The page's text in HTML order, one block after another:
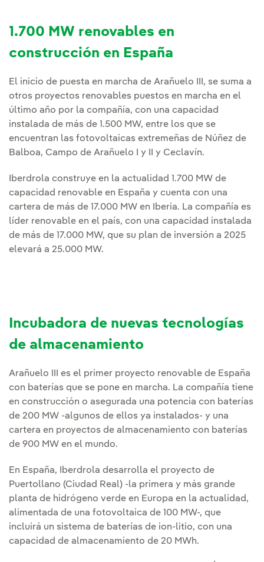
1.700 MW renovables en
construcción en España
El inicio de puesta en marcha de Arañuelo III, se suma a
otros proyectos renovables puestos en marcha en el
último año por la compañía, con una capacidad
instalada de más de 1.500 MW, entre los que se
encuentran las fotovoltaicas extremeñas de Núñez de
Balboa, Campo de Arañuelo I y II y Ceclavín.
Iberdrola construye en la actualidad 1.700 MW de
capacidad renovable en España y cuenta con una
cartera de más de 17.000 MW en Iberia. La compañía es
líder renovable en el país, con una capacidad instalada
de más de 17.000 MW, que su plan de inversión a 2025
elevará a 25.000 MW.
Incubadora de nuevas tecnologías
de almacenamiento
Arañuelo III es el primer proyecto renovable de España
con baterías que se pone en marcha. La compañía tiene
en construcción o asegurada una potencia con baterías
de 200 MW -algunos de ellos ya instalados- y una
cartera en proyectos de almacenamiento con baterías
de 900 MW en el mundo.
En España, Iberdrola desarrolla el proyecto de
Puertollano (Ciudad Real) -la primera y más grande
planta de hidrógeno verde en Europa en la actualidad,
alimentada de una fotovoltaica de 100 MW-, que
incluirá un sistema de baterías de ion-litio, con una
capacidad de almacenamiento de 20 MWh.